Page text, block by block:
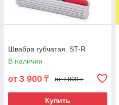
Швабра губчатая. ST-R
В наличии
от 3 900 ₸ от 7 800 ₸
Купить